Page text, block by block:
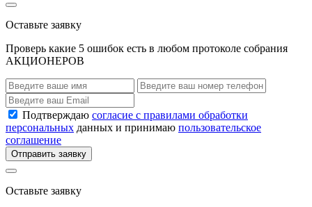
Оставьте заявку
Проверь какие 5 ошибок есть в любом протоколе собрания
АКЦИОНЕРОВ
Подтверждаю согласие с правилами обработки
персональных данных и принимаю пользовательское
соглашение
Отправить заявку
Оставьте заявку